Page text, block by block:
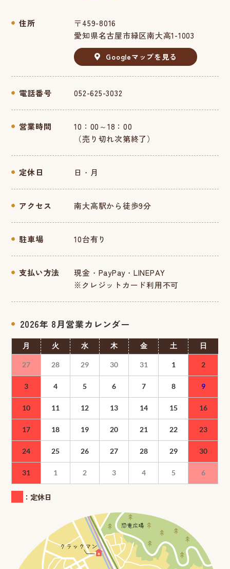
住所
〒459-8016
愛知県名古屋市緑区南大高1-1003
Googleマップを見る
電話番号 052-625-3032
営業時間
10：00～18：00
（売り切れ次第終了）
定休日 日・月
アクセス 南大高駅から徒歩9分
駐車場 10台有り
支払い方法
現金・PayPay・LINEPAY
※クレジットカード利用不可
2026年 8月
月 火 水 木 金 土 日
27 28 29 30 31 1 2
3 4 5 6 7 8 9
10 11 12 13 14 15 16
17 18 19 20 21 22 23
24 25 26 27 28 29 30
31 1 2 3 4 5 6
：定休日